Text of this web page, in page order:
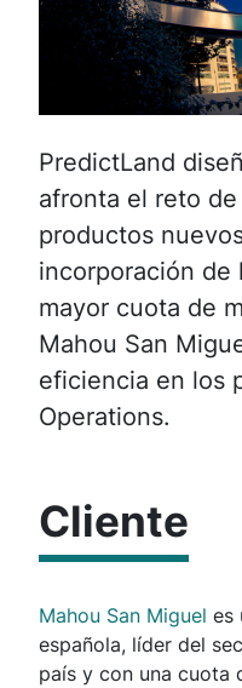
PredictLand
afronta el reto
productos
incorporación de
mayor cuota de
Mahou San
eficiencia en los
Operations.
Cliente
Mahou San Miguel es
española, líder del
país y con una cuota